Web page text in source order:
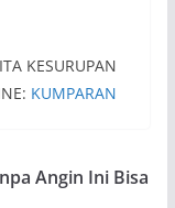
KESURUPAN
KUMPARAN
Angin Ini Bisa